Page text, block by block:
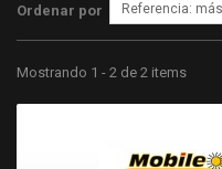
Ordenar por
Mostrando 1 - 2 de 2 items